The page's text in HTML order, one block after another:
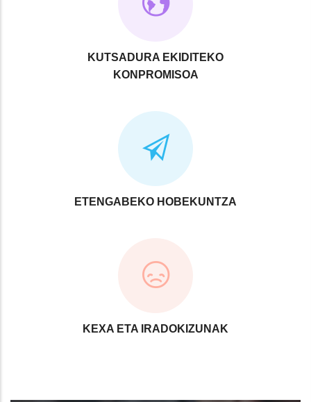
KUTSADURA EKIDITEKO
KONPROMISOA
ETENGABEKO HOBEKUNTZA
KEXA ETA IRADOKIZUNAK